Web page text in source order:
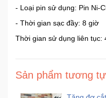
- Loại pin sử dụng: Pin Ni-
- Thời gian sạc đầy: 8 giờ
Thời gian sử dụng liên tục:
Sản phẩm tương tự